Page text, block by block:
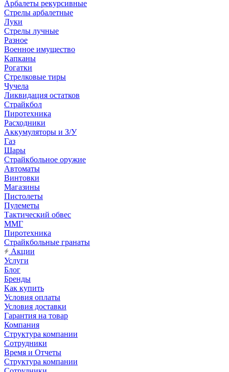
Арбалеты рекурсивные
Стрелы арбалетные
Луки
Стрелы лучные
Разное
Военное имущество
Капканы
Рогатки
Стрелковые тиры
Чучела
Ликвидация остатков
Страйкбол
Пиротехника
Расходники
Аккумуляторы и З/У
Газ
Шары
Страйкбольное оружие
Автоматы
Винтовки
Магазины
Пистолеты
Пулеметы
Тактический обвес
ММГ
Пиротехника
Страйкбольные гранаты
Акции
Услуги
Блог
Бренды
Как купить
Условия оплаты
Условия доставки
Гарантия на товар
Компания
Структура компании
Сотрудники
Время и Отчеты
Структура компании